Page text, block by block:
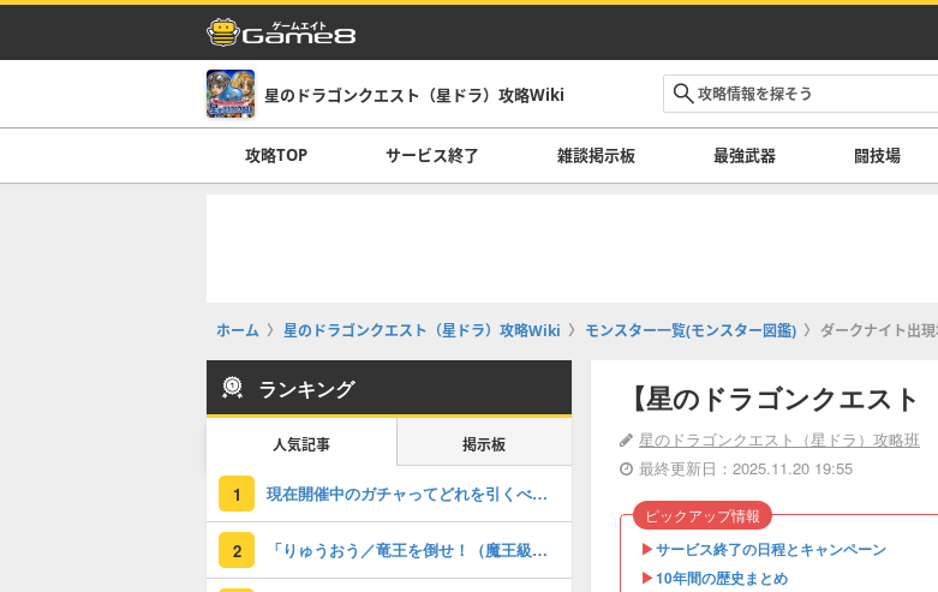
星のドラゴンクエスト（星ドラ）攻略Wiki
攻略TOP サービス終了 雑談掲示板 最強武器 闘技場
ホーム 星のドラゴンクエスト（星ドラ）攻略Wiki モンスター一覧(モンスター図鑑) ダークナイト出
【星のドラゴンクエス
星のドラゴンクエスト（星ドラ）攻略班
最終更新日：2025.11.20 19:55
▶︎サービス終了の日程とキャンペーン
▶︎10年間の歴史まとめ
ピックアップ情報
ランキング
人気記事 掲示板
1 現在開催中のガチャってどれを引くべき？｜ガチャ情報一覧
2 「りゅうおう／竜王を倒せ！（魔王級）」の攻略方法！